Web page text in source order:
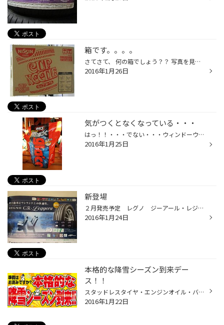
箱です。。。。
さてさて、 何の箱でしょう？？ 写真を見ればわかりますけどね（笑） みんなで食べましょう！！
2016年1月26日
気がつくとなくなっている・・・
はっ！！・・・でない・・・ウィンドーウォッシャー液・・・・ 気がつくとなくなっているんですよね～～ ときどきエンジンルーム内をチェックしないと！！
2016年1月25日
新登場
２月発売予定 レグノ ジーアール・レジェ－ラ レグノシリーズに軽自動車用が発売されます（３サイズ） ワンランク上の静粛性、乗り心地！ （詳細はスタッフまで） 只今、予約受付中です。
2016年1月24日
本格的な降雪シーズン到来デー
ス！！
スタッドレスタイヤ・エンジンオイル・バッテリー…などなど、 はやめはやめの交換点検しましょう！！！ もちろん、夏タイヤもご用意しておりま～～～～す。
2016年1月22日